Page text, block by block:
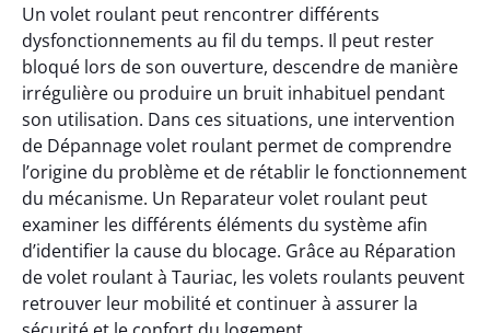
Un volet roulant peut rencontrer différents
dysfonctionnements au fil du temps. Il peut rester
bloqué lors de son ouverture, descendre de manière
irrégulière ou produire un bruit inhabituel pendant
son utilisation. Dans ces situations, une intervention
de Dépannage volet roulant permet de comprendre
l’origine du problème et de rétablir le fonctionnement
du mécanisme. Un Reparateur volet roulant peut
examiner les différents éléments du système afin
d’identifier la cause du blocage. Grâce au Réparation
de volet roulant à Tauriac, les volets roulants peuvent
retrouver leur mobilité et continuer à assurer la